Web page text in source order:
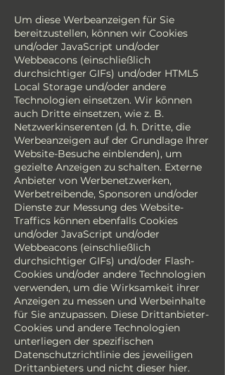
Um diese Werbeanzeigen für Sie
bereitzustellen, können wir Cookies
und/oder JavaScript und/oder
Webbeacons (einschließlich
durchsichtiger GIFs) und/oder HTML5
Local Storage und/oder andere
Technologien einsetzen. Wir können
auch Dritte einsetzen, wie z. B.
Netzwerkinserenten (d. h. Dritte, die
Werbeanzeigen auf der Grundlage Ihrer
Website-Besuche einblenden), um
gezielte Anzeigen zu schalten. Externe
Anbieter von Werbenetzwerken,
Werbetreibende, Sponsoren und/oder
Dienste zur Messung des Website-
Traffics können ebenfalls Cookies
und/oder JavaScript und/oder
Webbeacons (einschließlich
durchsichtiger GIFs) und/oder Flash-
Cookies und/oder andere Technologien
verwenden, um die Wirksamkeit ihrer
Anzeigen zu messen und Werbeinhalte
für Sie anzupassen. Diese Drittanbieter-
Cookies und andere Technologien
unterliegen der spezifischen
Datenschutzrichtlinie des jeweiligen
Drittanbieters und nicht dieser hier.